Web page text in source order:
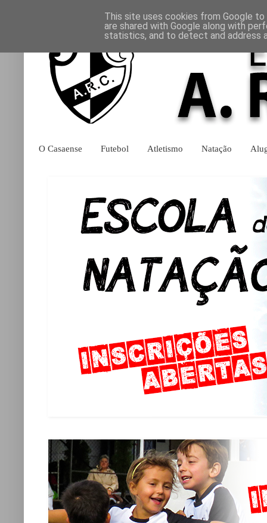
O Casaense Futebol Atletismo Natação
This site uses cookies from Google
are shared with Google along with
statistics, and to detect and address